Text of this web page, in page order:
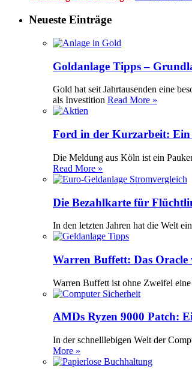
Neueste Einträge
Goldanlage Tipps –
Gold hat seit Jahrtausenden eine
als Investition Read More »
Ford in der Kurzarbeit:
Die Meldung aus Köln ist ein
Read More »
Die Bezahlkarte für
In den letzten Jahren hat die Welt
Warren Buffett: Das Oracle
Warren Buffett ist ohne Zweifel
AMDs Ryzen 9000 Patch:
In der schnelllebigen Welt der
More »